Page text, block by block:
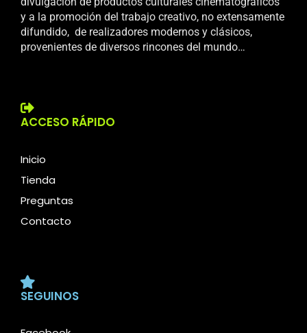
y a la promoción del trabajo creativo, no extensamente
difundido, de realizadores modernos y clásicos,
provenientes de diversos rincones del mundo…
ACCESO RÁPIDO
Inicio
Tienda
Preguntas
Contacto
SEGUINOS